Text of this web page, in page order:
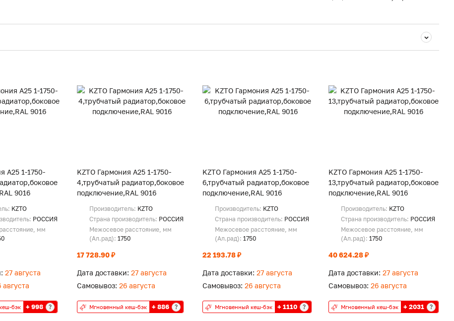
А25 1-1750-
9016
KZTO
РОССИЯ
мм
27 августа
августа
бэк + 998 ?
KZTO Гармония А25 1-1750-
4,трубчатый радиатор,боковое
подключение,RAL 9016
Производитель: KZTO
Страна производитель: РОССИЯ
Межосевое расстояние, мм
(Ал.рад): 1750
17 728.90 ₽
Дата доставки: 27 августа
Самовывоз: 26 августа
Мгновенный кеш-бэк + 886 ?
KZTO Гармония А25 1-1750-
6,трубчатый радиатор,боковое
подключение,RAL 9016
Производитель: KZTO
Страна производитель: РОССИЯ
Межосевое расстояние, мм
(Ал.рад): 1750
22 193.78 ₽
Дата доставки: 27 августа
Самовывоз: 26 августа
Мгновенный кеш-бэк + 1110 ?
KZTO Гармония А25 1-1750-
13,трубчатый радиатор,боковое
подключение,RAL 9016
Производитель: KZTO
Страна производитель: РОССИЯ
Межосевое расстояние, мм
(Ал.рад): 1750
40 624.28 ₽
Дата доставки: 27 августа
Самовывоз: 26 августа
Мгновенный кеш-бэк + 2031 ?